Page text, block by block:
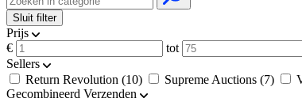
Sluit filter
Prijs
€
tot
Sellers
Return Revolution (10)
Supreme Auctions (7)
Gecombineerd Verzenden